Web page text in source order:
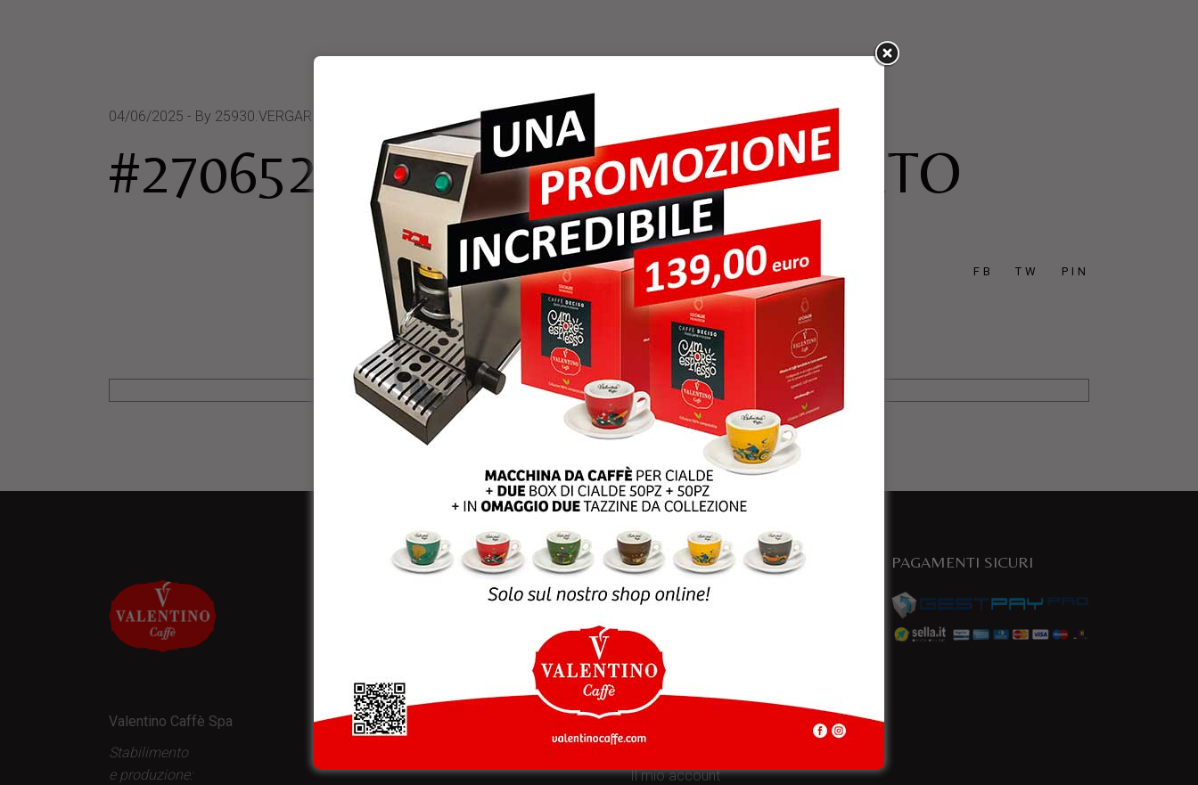
04/06/2025 By 25930.VERGARI ROBERTO
#270652 PER VERGARI ROBERTO
FB TW PIN
Valentino Caffè Spa
Stabilimento
e produzione:
NEWSLETTER SHOP ONLINE
Customer service
Per informazioni, domande
sui prodotti
eshop@valentinocaffespa.com
Link e-commerce:
Il mio account
PAGAMENTI SICURI